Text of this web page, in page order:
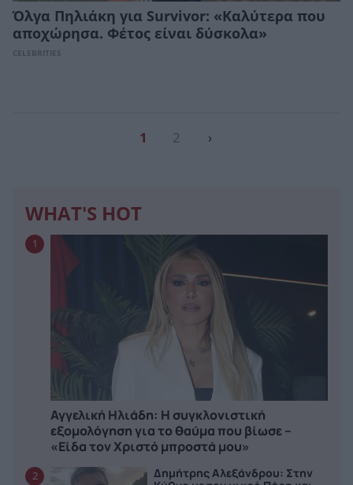
Όλγα Πηλιάκη για Survivor: «Καλύτερα που
αποχώρησα. Φέτος είναι δύσκολα»
CELEBRITIES
1 2 ›
WHAT'S HOT
1
Αγγελική Ηλιάδη: Η συγκλονιστική
εξομολόγηση για το θαύμα που βίωσε –
«Είδα τον Χριστό μπροστά μου»
2
Δημήτρης Αλεξάνδρου: Στην